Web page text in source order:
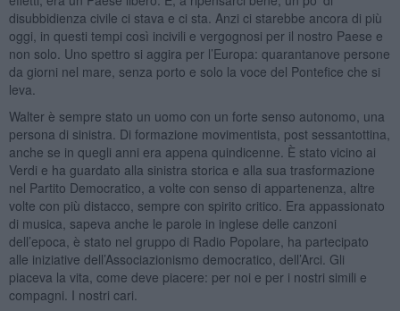
disubbidienza civile ci stava e ci sta. Anzi ci starebbe ancora di più
oggi, in questi tempi così incivili e vergognosi per il nostro Paese e
non solo. Uno spettro si aggira per l’Europa: quarantanove persone
da giorni nel mare, senza porto e solo la voce del Pontefice che si
leva.
Walter è sempre stato un uomo con un forte senso autonomo, una
persona di sinistra. Di formazione movimentista, post sessantottina,
anche se in quegli anni era appena quindicenne. È stato vicino ai
Verdi e ha guardato alla sinistra storica e alla sua trasformazione
nel Partito Democratico, a volte con senso di appartenenza, altre
volte con più distacco, sempre con spirito critico. Era appassionato
di musica, sapeva anche le parole in inglese delle canzoni
dell’epoca, è stato nel gruppo di Radio Popolare, ha partecipato
alle iniziative dell’Associazionismo democratico, dell’Arci. Gli
piaceva la vita, come deve piacere: per noi e per i nostri simili e
compagni. I nostri cari.